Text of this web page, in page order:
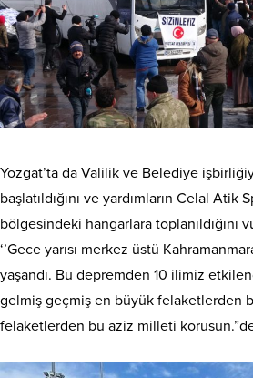
Yozgat’ta da Valilik ve Belediye
başlatıldığını ve yardımların Celal
bölgesindeki hangarlara toplanıldığını
‘’Gece yarısı merkez üstü
yaşandı. Bu depremden 10 ilimiz
gelmiş geçmiş en büyük felaketlerden
felaketlerden bu aziz milleti